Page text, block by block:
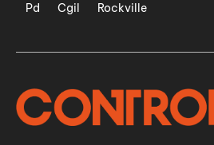
Pd
Cgil Rockville